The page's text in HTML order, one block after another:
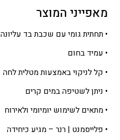
מאפייני המוצר
• תחתית גומי עם שכבת בד עליונה
• עמיד בחום
• קל לניקוי באמצעות מטלית לחה
• ניתן לשטיפה במים קרים
• מתאים לשימוש יומיומי ולאירוח
• פלייסמנט | רנר – מגיע כיחידה